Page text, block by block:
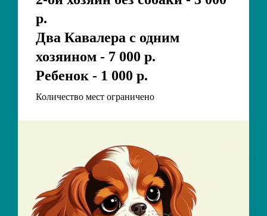
р.
Два Кавалера с одним
хозяином - 7 000 р.
Ребенок - 1 000 р.
Количество мест ограничено